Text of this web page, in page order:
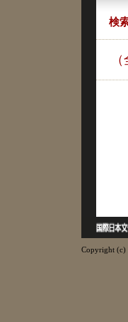
検
Copyright (c)